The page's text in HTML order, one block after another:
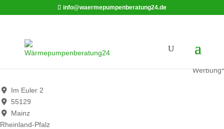
info@waermepumpenberatung24.de
Enders Bad Mainz
Werbung*
Im Euler 2
55129
Mainz
Rheinland-Pfalz